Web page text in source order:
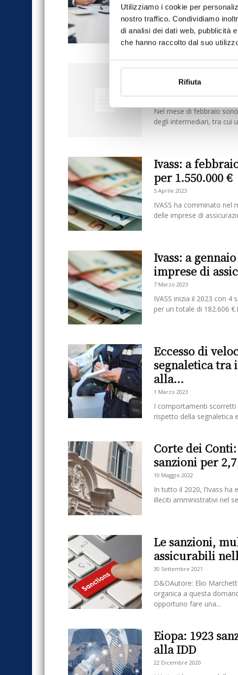
Utilizziamo i cookie per
nostro traffico. Condividiamo
di analisi dei dati web, pubblicità
che hanno raccolto dal suo
Rifiuta
5 Maggio 2023
Nel mese di marzo sono
intermediari, tra cui due
IVASS: 16 le
intermediari a
6 Aprile 2023
Nel mese di febbraio
degli intermediari, tra cui
Ivass: a
per 1.550.000 €
5 Aprile 2023
IVASS ha comminato nel
delle imprese di
Ivass: a
imprese di
7 Marzo 2023
IVASS inizia il 2023 con
per un totale di 182.606
Eccesso di
segnaletica
alla...
1 Marzo 2023
I comportamenti scorretti
rispetto della segnaletica
Corte dei Conti:
sanzioni per
10 Maggio 2022
In tutto il 2020, l’Ivass ha
illeciti amministrativi nel
Le sanzioni,
assicurabili
30 Settembre 2021
D&OAutore: Elio
organica a questa
opportuno fare una...
Eiopa: 1923
alla IDD
22 Dicembre 2020